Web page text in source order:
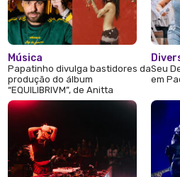
Música
Papatinho divulga bastidores da
produção do álbum
“EQUILIBRIVM”, de Anitta
Seu
em